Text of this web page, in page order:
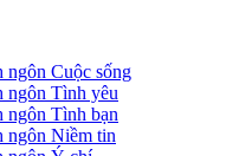
ngôn Cuộc sống
ngôn Tình yêu
ngôn Tình bạn
ngôn Niềm tin